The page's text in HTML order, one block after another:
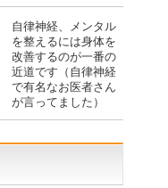
自律神経、メンタル
を整えるには身体を
改善するのが一番の
近道です（自律神経
で有名なお医者さん
が言ってました）